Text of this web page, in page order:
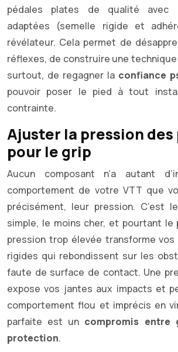
pédales plates de qualité avec
adaptées (semelle rigide et
révélateur. Cela permet de
réflexes, de construire une
surtout, de regagner la confiance
pouvoir poser le pied à tout
contrainte.
Ajuster la pression des
pour le grip
Aucun composant n’a autant
comportement de votre VTT que
précisément, leur pression. C’est
simple, le moins cher, et pourtant le
pression trop élevée transforme vos
rigides qui rebondissent sur les
faute de surface de contact. Une
expose vos jantes aux impacts et
comportement flou et imprécis en
parfaite est un compromis entre
protection.